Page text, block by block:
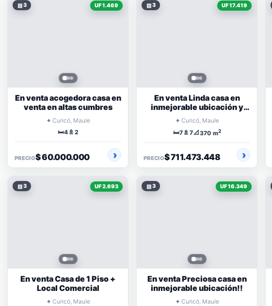
▧3 UF 1.469
En venta acogedora casa en
venta en altas cumbres
⌖ Curicó, Maule
🛏️4 🚿 2
PRECIO$ 60.000.000
▧3 UF 17.419
En venta Linda casa en
inmejorable ubicación y
condominio cerrado
⌖ Curicó, Maule
🛏️7 🚿 7📐370 m2
PRECIO$ 711.473.448
▧3 UF 2.693
En venta Casa de 1 Piso +
Local Comercial
⌖ Curicó, Maule
▧3 UF 16.349
En venta Preciosa casa en
inmejorable ubicación!!
⌖ Curicó, Maule